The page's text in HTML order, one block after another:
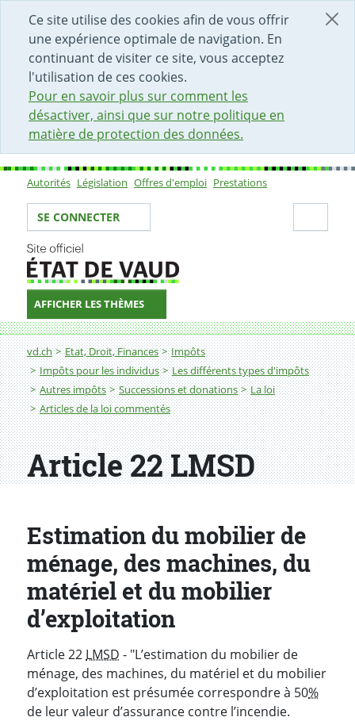
Ce site utilise des cookies afin de vous offrir
une expérience optimale de navigation. En
continuant de visiter ce site, vous acceptez
l'utilisation de ces cookies.
Pour en savoir plus sur comment les
désactiver, ainsi que sur notre politique en
matière de protection des données.
DÉBUT DU CONTENU DE LA PAGE
ACCÈS AU CHAMP DE RECHERCHE
PAGE D'ACCUEIL
FORMULAIRE DE CONTACT
Sous-navigation
Autorités Législation Offres d'emploi Prestations
Votre identité
SE CONNECTER
AFFICHER LES THÈMES
Fil d'Ariane
vd.ch Etat, Droit, Finances
Impôts
Impôts pour les individus
Les différents types d'impôts
Autres impôts
Successions et donations
La loi
Articles de la loi commentés
Article 22 LMSD
Article 22 LMSD
Estimation du mobilier de
ménage, des machines, du
matériel et du mobilier
d’exploitation
Article 22 LMSD - "L’estimation du mobilier de
ménage, des machines, du matériel et du mobilier
d’exploitation est présumée correspondre à 50%
de leur valeur d’assurance contre l’incendie.